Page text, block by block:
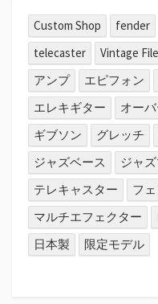
Custom Shop fender
telecaster
Vintage File
アンプ
エピフォン
エレキギター
オー
ギブソン
グレッチ
ジャズベース
ジャ
テレキャスター
フ
マルチエフェクター
日本製
限定モデル